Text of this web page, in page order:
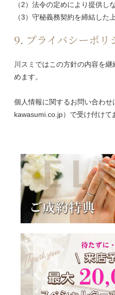
（2）法令の定めにより提供
（3）守秘義務契約を締結した
9. プライバシーポリ
川スミではこの方針の内容を
めます。
個人情報に関するお問い合わ
kawasumi.co.jp）で受け付けて